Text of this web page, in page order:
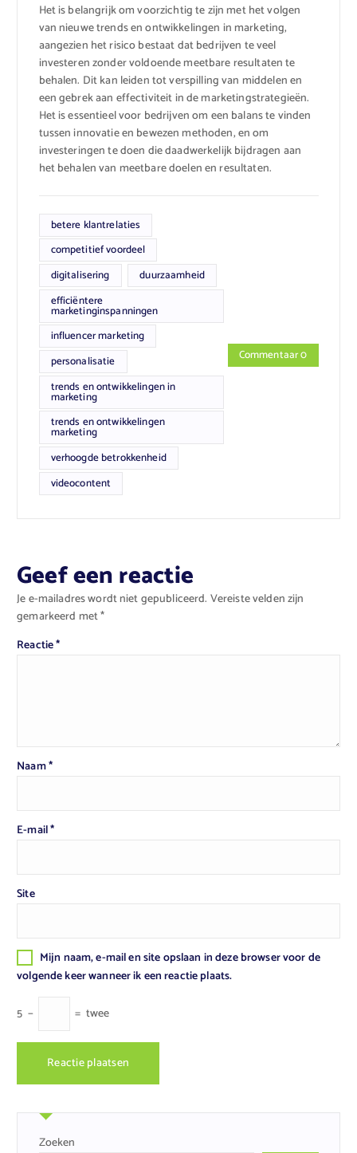
Het is belangrijk om voorzichtig te zijn met het volgen
van nieuwe trends en ontwikkelingen in marketing,
aangezien het risico bestaat dat bedrijven te veel
investeren zonder voldoende meetbare resultaten te
behalen. Dit kan leiden tot verspilling van middelen en
een gebrek aan effectiviteit in de marketingstrategieën.
Het is essentieel voor bedrijven om een balans te vinden
tussen innovatie en bewezen methoden, en om
investeringen te doen die daadwerkelijk bijdragen aan
het behalen van meetbare doelen en resultaten.
betere klantrelaties
competitief voordeel
digitalisering
duurzaamheid
efficiëntere
marketinginspanningen
influencer marketing
personalisatie
trends en ontwikkelingen in
marketing
trends en ontwikkelingen
marketing
verhoogde betrokkenheid
videocontent
Commentaar 0
Geef een reactie
Je e-mailadres wordt niet gepubliceerd. Vereiste velden zijn
gemarkeerd met*
Reactie*
Naam*
E-mail*
Site
Mijn naam, e-mail en site opslaan in deze browser voor de
volgende keer wanneer ik een reactie plaats.
5 − = twee
Zoeken